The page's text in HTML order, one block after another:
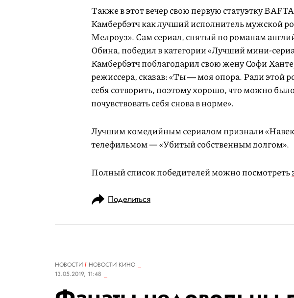
Также в этот вечер свою первую статуэтку
Камбербэтч как лучший исполнитель мужской
Мелроуз». Сам сериал, снятый по романам
Обина, победил в категории «Лучший мини-
Камбербэтч поблагодарил свою жену Софи
режиссера, сказав: «Ты ― моя опора. Ради этой
себя сотворить, поэтому хорошо, что можно
почувствовать себя снова в норме».
Лучшим комедийным сериалом признали
телефильмом — «Убитый собственным долгом».
Полный список победителей можно посмотреть
Поделиться
НОВОСТИ
НОВОСТИ КИНО
13.05.2019, 11:48